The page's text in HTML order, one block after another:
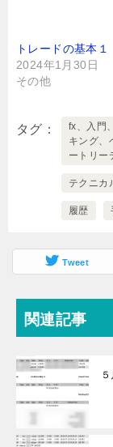
トレードの基本１
2024年1月30日
その他
タグ
fx、入門
キング、
ートリー
テクニカ
履歴
Tweet
関連記事